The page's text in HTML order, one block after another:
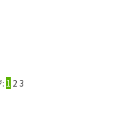
1 2 3